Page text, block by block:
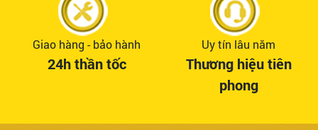
Giao hàng - bảo hành
24h thần tốc
Uy tín lâu năm
Thương hiệu tiên
phong